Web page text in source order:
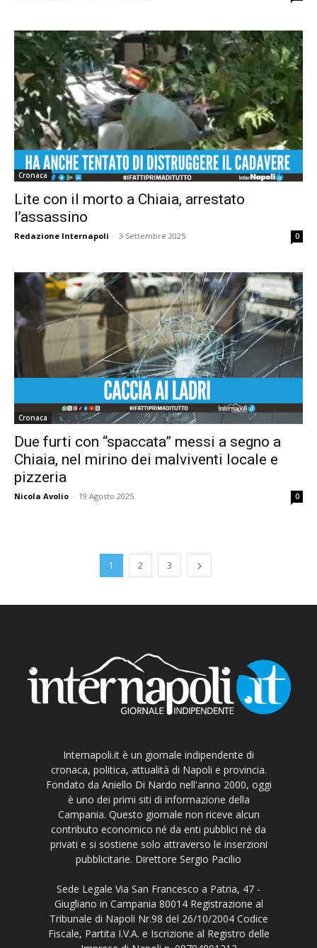
Cronaca
Lite con il morto a Chiaia, arrestato
l’assassino
Redazione Internapoli - 3 Settembre 2025 0
Cronaca
Due furti con “spaccata” messi a segno a
Chiaia, nel mirino dei malviventi locale e
pizzeria
Nicola Avolio - 19 Agosto 2025 0
1 2 3
Internapoli.it è un giornale indipendente di
cronaca, politica, attualità di Napoli e provincia.
Fondato da Aniello Di Nardo nell'anno 2000, oggi
è uno dei primi siti di informazione della
Campania. Questo giornale non riceve alcun
contributo economico né da enti pubblici né da
privati e si sostiene solo attraverso le inserzioni
pubblicitarie. Direttore Sergio Pacilio
Sede Legale Via San Francesco a Patria, 47 -
Giugliano in Campania 80014 Registrazione al
Tribunale di Napoli Nr.98 del 26/10/2004 Codice
Fiscale, Partita I.V.A. e Iscrizione al Registro delle